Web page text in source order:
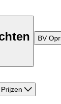
BV
Prijzen